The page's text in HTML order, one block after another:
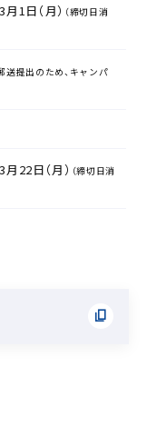
1日（月） （締切日消
送提出のため、キャンパ
22日（月） （締切日消